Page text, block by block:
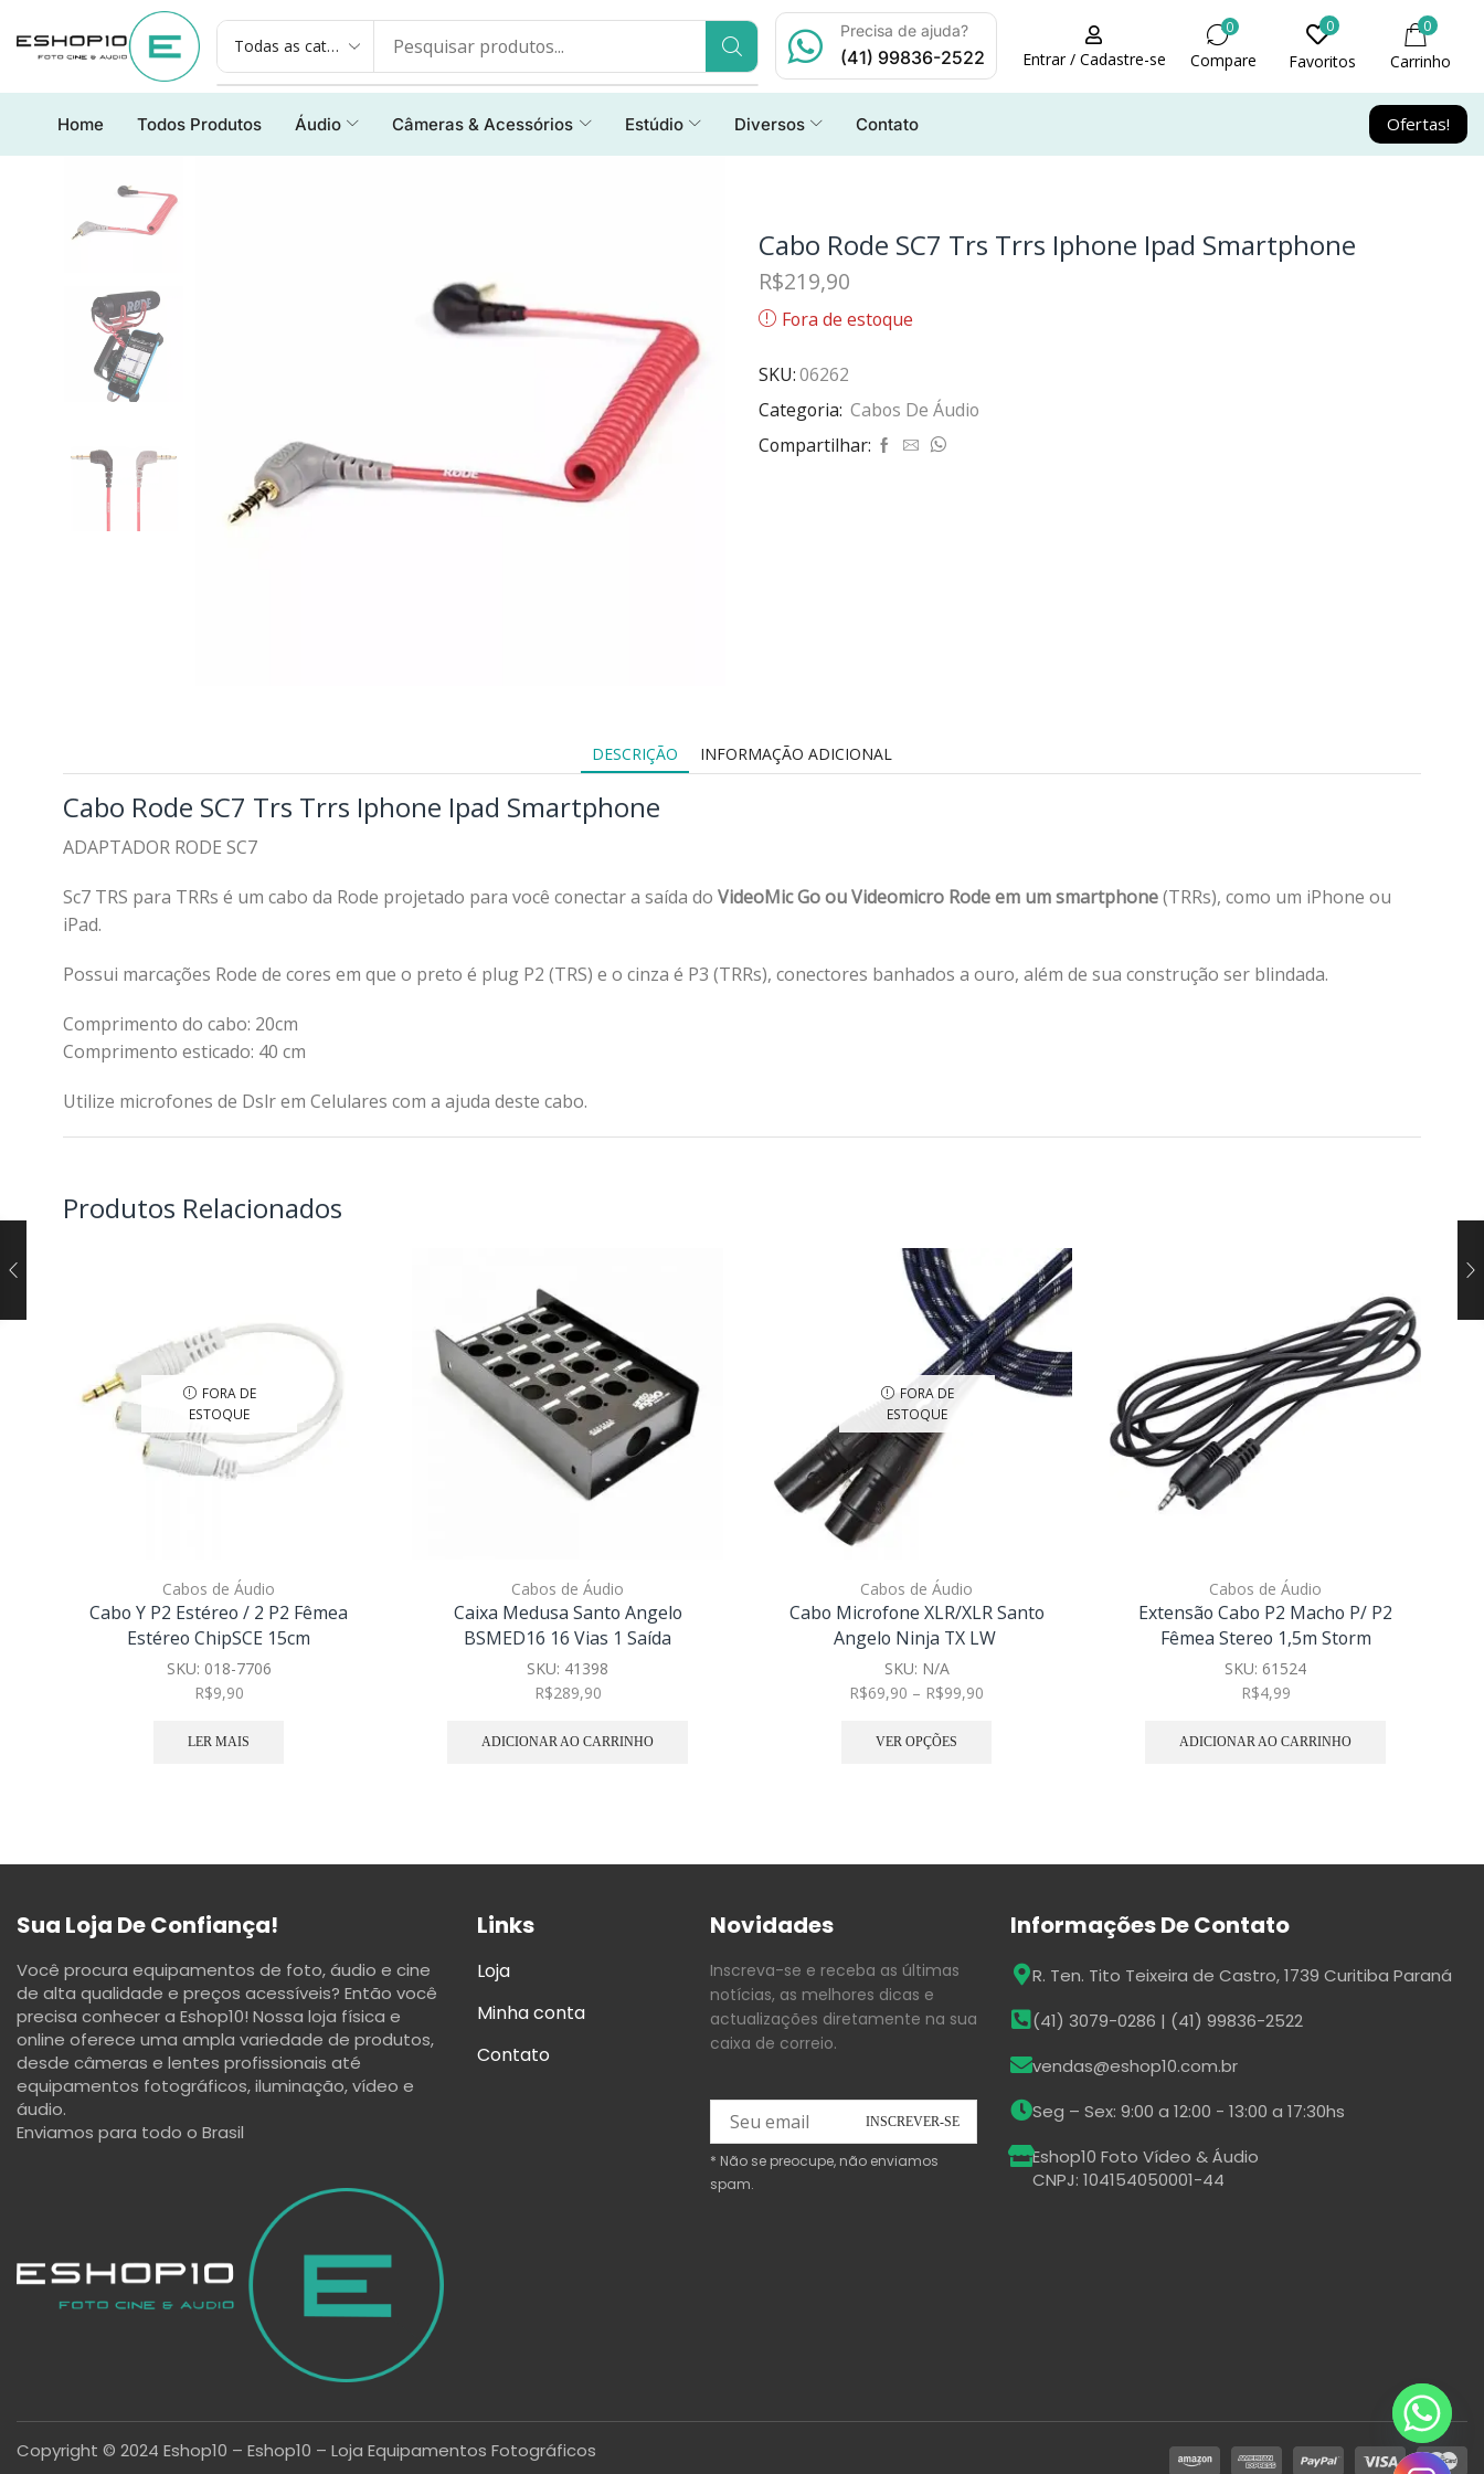
Precisa de ajuda?
(41) 99836-2522 Entrar / Cadastre-se
0
Compare
0
Favoritos
0
Carrinho
Home Todos Produtos Áudio Câmeras & Acessórios Estúdio Diversos Contato Ofertas!
Cabo Rode SC7 Trs Trrs Iphone Ipad Smartphone
R$219,90
Fora de estoque
SKU:06262
Categoria: Cabos De Áudio
Compartilhar:
DESCRIÇÃO INFORMAÇÃO ADICIONAL
Cabo Rode SC7 Trs Trrs Iphone Ipad Smartphone
ADAPTADOR RODE SC7
Sc7 TRS para TRRs é um cabo da Rode projetado para você conectar a saída do VideoMic Go ou Videomicro Rode em um smartphone(TRRs), como um iPhone ou
iPad.
Possui marcações Rode de cores em que o preto é plug P2 (TRS) e o cinza é P3 (TRRs), conectores banhados a ouro, além de sua construção ser blindada.
Comprimento do cabo: 20cm
Comprimento esticado: 40 cm
Utilize microfones de Dslr em Celulares com a ajuda deste cabo.
Produtos Relacionados
FORA DE
ESTOQUE
Cabos de Áudio
Cabo Y P2 Estéreo / 2 P2 Fêmea
Estéreo ChipSCE 15cm
SKU: 018-7706
R$9,90
LER MAIS
Cabos de Áudio
Caixa Medusa Santo Angelo
BSMED16 16 Vias 1 Saída
SKU: 41398
R$289,90
ADICIONAR AO CARRINHO
FORA DE
ESTOQUE
Cabos de Áudio
Cabo Microfone XLR/XLR Santo
Angelo Ninja TX LW
SKU: N/A
R$69,90 – R$99,90
VER OPÇÕES
Cabos de Áudio
Extensão Cabo P2 Macho P/ P2
Fêmea Stereo 1,5m Storm
SKU: 61524
R$4,99
ADICIONAR AO CARRINHO
Sua Loja De Confiança!
Você procura equipamentos de foto, áudio e cine
de alta qualidade e preços acessíveis? Então você
precisa conhecer a Eshop10! Nossa loja física e
online oferece uma ampla variedade de produtos,
desde câmeras e lentes profissionais até
equipamentos fotográficos, iluminação, vídeo e
áudio.
Enviamos para todo o Brasil
Links
Loja
Minha conta
Contato
Novidades
Inscreva-se e receba as últimas
notícias, as melhores dicas e
actualizações diretamente na sua
caixa de correio.
* Não se preocupe, não enviamos
spam.
Informações De Contato
R. Ten. Tito Teixeira de Castro, 1739 Curitiba Paraná
(41) 3079-0286 | (41) 99836-2522
vendas@eshop10.com.br
Seg – Sex: 9:00 a 12:00 - 13:00 a 17:30hs
Eshop10 Foto Vídeo & Áudio
CNPJ: 104154050001-44
Copyright © 2024 Eshop10 – Eshop10 – Loja Equipamentos Fotográficos